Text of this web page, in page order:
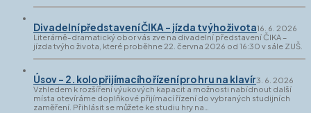
Divadelní představení ČIKA – jízda tvýho života16. 6. 2026
Literárně-dramatický obor vás zve na divadelní představení ČIKA –
jízda tvýho života, které proběhne 22. června 2026 od 16:30 v sále ZUŠ.
Úsov – 2. kolo přijímacího řízení pro hru na klavír3. 6. 2026
Vzhledem k rozšíření výukových kapacit a možnosti nabídnout další
místa otevíráme doplňkové přijímací řízení do vybraných studijních
zaměření. Přihlásit se můžete ke studiu hry na…